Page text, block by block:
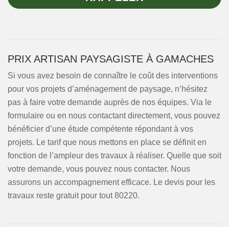
PRIX ARTISAN PAYSAGISTE À GAMACHES
Si vous avez besoin de connaître le coût des interventions
pour vos projets d’aménagement de paysage, n’hésitez
pas à faire votre demande auprès de nos équipes. Via le
formulaire ou en nous contactant directement, vous pouvez
bénéficier d’une étude compétente répondant à vos
projets. Le tarif que nous mettons en place se définit en
fonction de l’ampleur des travaux à réaliser. Quelle que soit
votre demande, vous pouvez nous contacter. Nous
assurons un accompagnement efficace. Le devis pour les
travaux reste gratuit pour tout 80220.